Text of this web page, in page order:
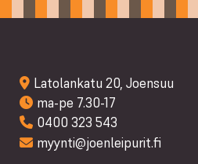
Latolankatu 20, Joensuu
ma-pe 7.30-17
0400 323 543
myynti@joenleipurit.fi